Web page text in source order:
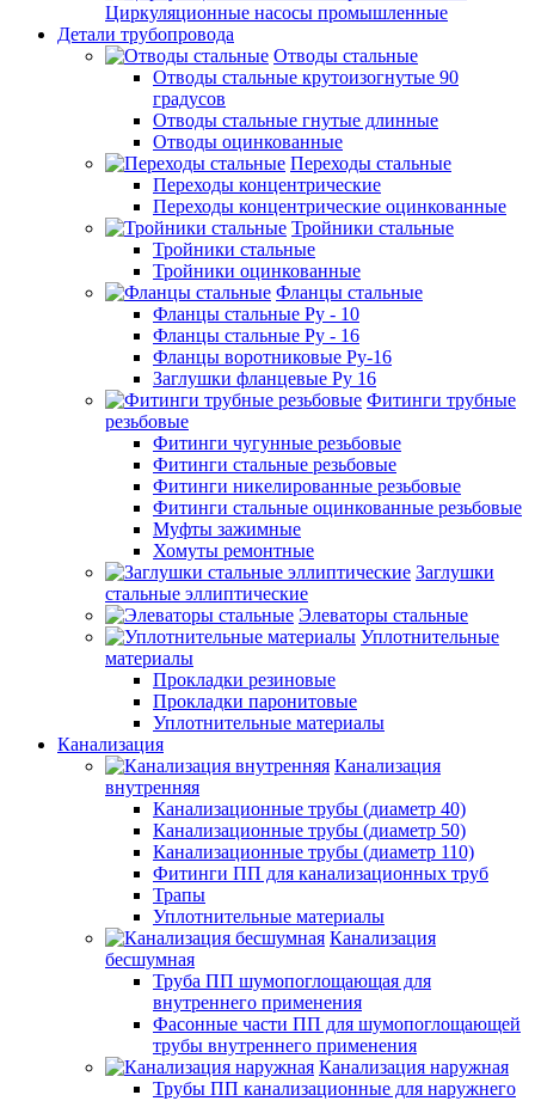
Циркуляционные насосы промышленные
Детали трубопровода
Отводы стальные
Отводы стальные крутоизогнутые 90
градусов
Отводы стальные гнутые длинные
Отводы оцинкованные
Переходы стальные
Переходы концентрические
Переходы концентрические оцинкованные
Тройники стальные
Тройники стальные
Тройники оцинкованные
Фланцы стальные
Фланцы стальные Ру - 10
Фланцы стальные Ру - 16
Фланцы воротниковые Ру-16
Заглушки фланцевые Ру 16
Фитинги трубные
резьбовые
Фитинги чугунные резьбовые
Фитинги стальные резьбовые
Фитинги никелированные резьбовые
Фитинги стальные оцинкованные резьбовые
Муфты зажимные
Хомуты ремонтные
Заглушки
стальные эллиптические
Элеваторы стальные
Уплотнительные
материалы
Прокладки резиновые
Прокладки паронитовые
Уплотнительные материалы
Канализация
Канализация
внутренняя
Канализационные трубы (диаметр 40)
Канализационные трубы (диаметр 50)
Канализационные трубы (диаметр 110)
Фитинги ПП для канализационных труб
Трапы
Уплотнительные материалы
Канализация
бесшумная
Труба ПП шумопоглощающая для
внутреннего применения
Фасонные части ПП для шумопоглощающей
трубы внутреннего применения
Канализация наружная
Трубы ПП канализационные для наружнего